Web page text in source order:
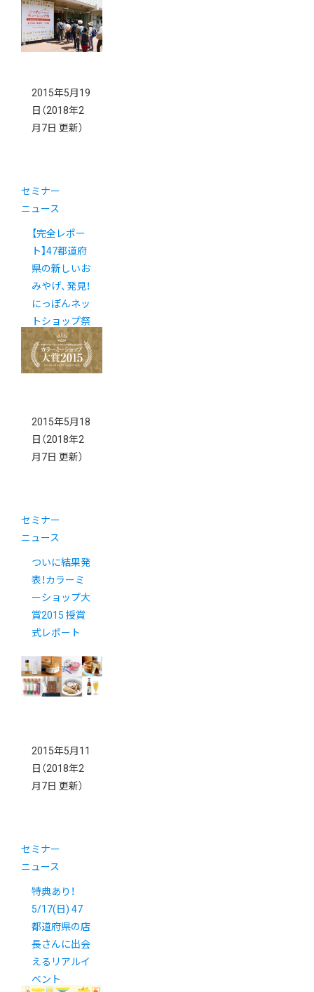
2015年5月19
日 （2018年2
月7日 更新）
セミナー
ニュース
【完全レポー
ト】47都道府
県の新しいお
みやげ、発見！
にっぽんネッ
トショップ祭
2015年5月18
日 （2018年2
月7日 更新）
セミナー
ニュース
ついに結果発
表！カラーミ
ーショップ大
賞2015 授賞
式レポート
2015年5月11
日 （2018年2
月7日 更新）
セミナー
ニュース
特典あり！
5/17(日) 47
都道府県の店
長さんに出会
えるリアルイ
ベント